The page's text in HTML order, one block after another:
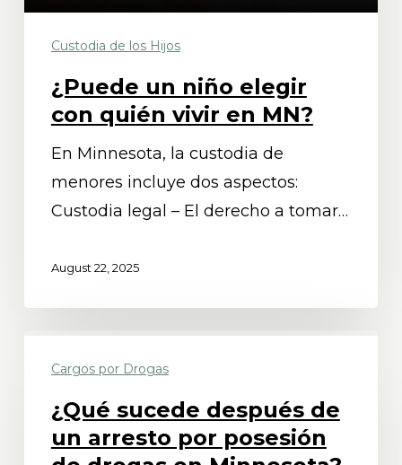
Custodia de los Hijos
¿Puede un niño elegir
con quién vivir en MN?
En Minnesota, la custodia de
menores incluye dos aspectos:
Custodia legal – El derecho a tomar…
August 22, 2025
sucede
después
Cargos por Drogas
¿Qué sucede después de
un arresto por posesión